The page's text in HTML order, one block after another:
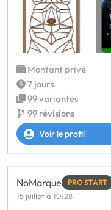
Montant privé
7 jours
99 variantes
99 révisions
Voir le profil
NoMarque PRO START
15 juillet à 10:28